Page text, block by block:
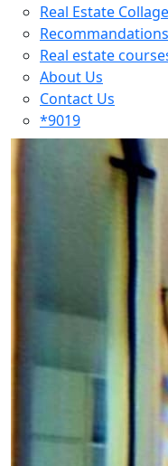
Real Estate Collage
Recommandations
Real estate
About Us
Contact Us
*9019